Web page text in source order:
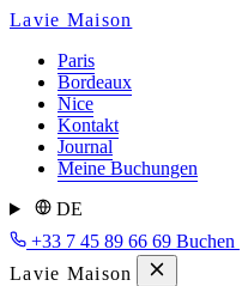
Lavie Maison
Paris
Bordeaux
Nice
Kontakt
Journal
Meine Buchungen
DE
+33 7 45 89 66 69 Buchen
Lavie Maison